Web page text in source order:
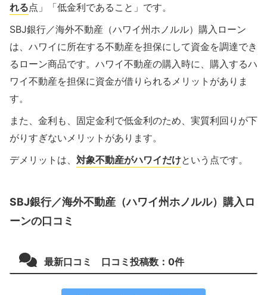
れる点」「低金利であること」です。
SBJ銀行／海外不動産（ハワイ州ホノルル）購入ローン
は、ハワイに所在する不動産を担保にして資金を調達でき
るローン商品です。ハワイ不動産の購入時に、購入するハ
ワイ不動産を担保に資金が借りられるメリットがありま
す。
また、金利も、固定金利で低金利のため、実質利回りが下
がりすぎないメリットがあります。
デメリットは、 対象不動産がハワイだけという点です。
SBJ銀行／海外不動産（ハワイ州ホノルル）購入ロ
ーンの口コミ
最新口コミ 口コミ投稿数： 0件